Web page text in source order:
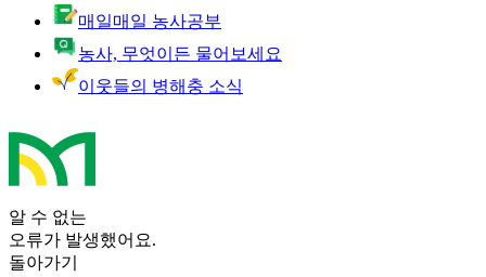
매일매일 농사공부
농사, 무엇이든 물어보세요
이웃들의 병해충 소식
알 수 없는
오류가 발생했어요.
돌아가기